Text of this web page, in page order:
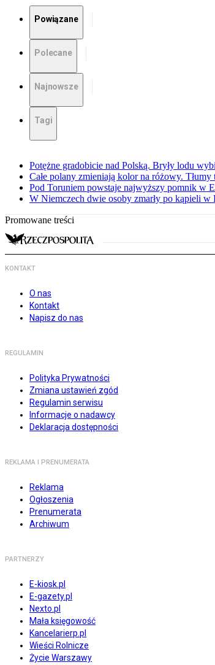
Powiązane
Polecane
Najnowsze
Tagi
Potężne gradobicie nad Polską. Bryły lodu
Całe polany zmieniają kolor na różowy.
Pod Toruniem powstaje najwyższy pomnik w
W Niemczech dwie osoby zmarły po kąpieli w
Promowane treści
KONTAKT
O nas
Kontakt
Napisz do nas
REGULAMIN
Polityka Prywatności
Zmiana ustawień zgód
Regulamin serwisu
Informacje o nadawcy
Deklaracja dostępności
REKLAMA I PRENUMERATA
Reklama
Ogłoszenia
Prenumerata
Archiwum
PARTNERZY
E-kiosk.pl
E-gazety.pl
Nexto.pl
Mała księgowość
Kancelarierp.pl
Wieści Rolnicze
Życie Warszawy